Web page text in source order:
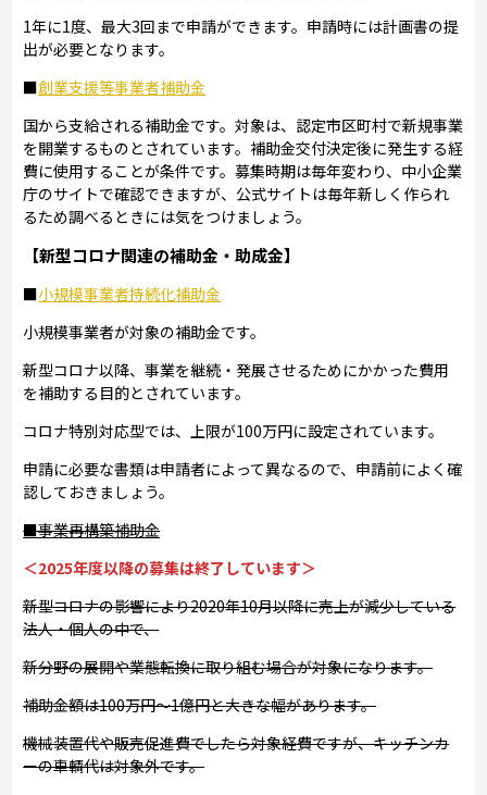
1年に1度、最大3回まで申請ができます。申請時には計画書の提
出が必要となります。
■創業支援等事業者補助金
国から支給される補助金です。対象は、認定市区町村で新規事業
を開業するものとされています。補助金交付決定後に発生する経
費に使用することが条件です。募集時期は毎年変わり、中小企業
庁のサイトで確認できますが、公式サイトは毎年新しく作られ
るため調べるときには気をつけましょう。
【新型コロナ関連の補助金・助成金】
■小規模事業者持続化補助金
小規模事業者が対象の補助金です。
新型コロナ以降、事業を継続・発展させるためにかかった費用
を補助する目的とされています。
コロナ特別対応型では、上限が100万円に設定されています。
申請に必要な書類は申請者によって異なるので、申請前によく確
認しておきましょう。
■事業再構築補助金
＜2025年度以降の募集は終了しています＞
新型コロナの影響により2020年10月以降に売上が減少している
法人・個人の中で、
新分野の展開や業態転換に取り組む場合が対象になります。
補助金額は100万円～1億円と大きな幅があります。
機械装置代や販売促進費でしたら対象経費ですが、キッチンカ
ーの車輌代は対象外です。